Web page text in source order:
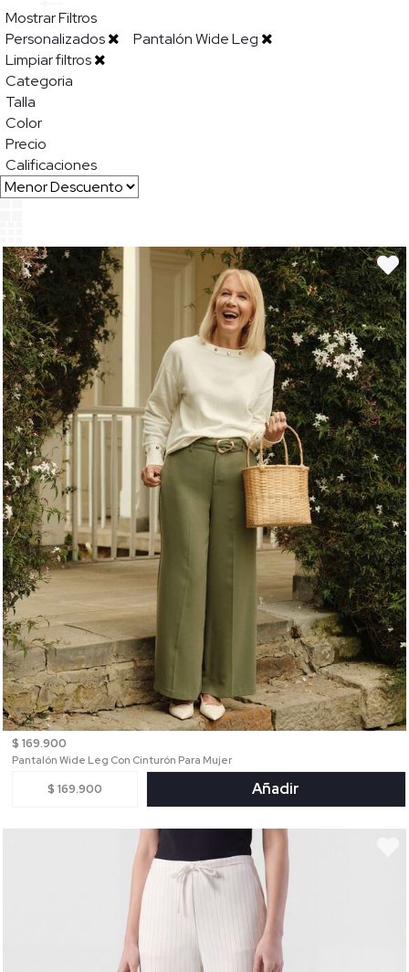
Mostrar Filtros
Personalizados
Pantalón Wide Leg
Limpiar filtros
Categoria
Talla
Color
Precio
Calificaciones
$ 169.900
Pantalón Wide Leg Con Cinturón Para Mujer
$ 169.900 Añadir